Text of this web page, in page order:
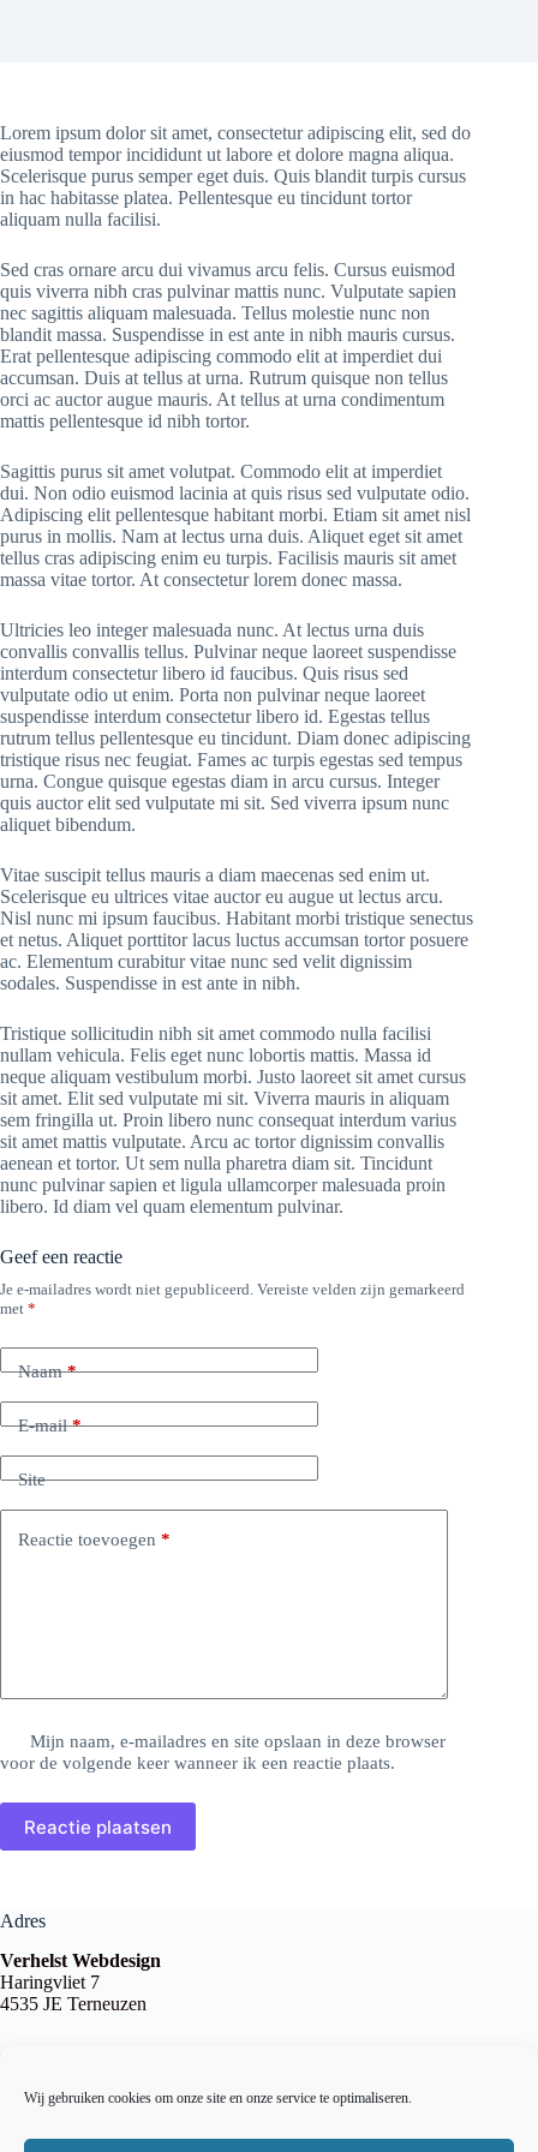
Wij gebruiken cookies om onze site en onze service te optimaliseren.
Lorem ipsum dolor sit amet, consectetur adipiscing elit, sed do
eiusmod tempor incididunt ut labore et dolore magna aliqua.
Scelerisque purus semper eget duis. Quis blandit turpis cursus
in hac habitasse platea. Pellentesque eu tincidunt tortor
aliquam nulla facilisi.
Sed cras ornare arcu dui vivamus arcu felis. Cursus euismod
quis viverra nibh cras pulvinar mattis nunc. Vulputate sapien
nec sagittis aliquam malesuada. Tellus molestie nunc non
blandit massa. Suspendisse in est ante in nibh mauris cursus.
Erat pellentesque adipiscing commodo elit at imperdiet dui
accumsan. Duis at tellus at urna. Rutrum quisque non tellus
orci ac auctor augue mauris. At tellus at urna condimentum
mattis pellentesque id nibh tortor.
Sagittis purus sit amet volutpat. Commodo elit at imperdiet
dui. Non odio euismod lacinia at quis risus sed vulputate odio.
Adipiscing elit pellentesque habitant morbi. Etiam sit amet nisl
purus in mollis. Nam at lectus urna duis. Aliquet eget sit amet
tellus cras adipiscing enim eu turpis. Facilisis mauris sit amet
massa vitae tortor. At consectetur lorem donec massa.
Ultricies leo integer malesuada nunc. At lectus urna duis
convallis convallis tellus. Pulvinar neque laoreet suspendisse
interdum consectetur libero id faucibus. Quis risus sed
vulputate odio ut enim. Porta non pulvinar neque laoreet
suspendisse interdum consectetur libero id. Egestas tellus
rutrum tellus pellentesque eu tincidunt. Diam donec adipiscing
tristique risus nec feugiat. Fames ac turpis egestas sed tempus
urna. Congue quisque egestas diam in arcu cursus. Integer
quis auctor elit sed vulputate mi sit. Sed viverra ipsum nunc
aliquet bibendum.
Vitae suscipit tellus mauris a diam maecenas sed enim ut.
Scelerisque eu ultrices vitae auctor eu augue ut lectus arcu.
Nisl nunc mi ipsum faucibus. Habitant morbi tristique senectus
et netus. Aliquet porttitor lacus luctus accumsan tortor posuere
ac. Elementum curabitur vitae nunc sed velit dignissim
sodales. Suspendisse in est ante in nibh.
Tristique sollicitudin nibh sit amet commodo nulla facilisi
nullam vehicula. Felis eget nunc lobortis mattis. Massa id
neque aliquam vestibulum morbi. Justo laoreet sit amet cursus
sit amet. Elit sed vulputate mi sit. Viverra mauris in aliquam
sem fringilla ut. Proin libero nunc consequat interdum varius
sit amet mattis vulputate. Arcu ac tortor dignissim convallis
aenean et tortor. Ut sem nulla pharetra diam sit. Tincidunt
nunc pulvinar sapien et ligula ullamcorper malesuada proin
libero. Id diam vel quam elementum pulvinar.
Geef een reactie
Je e-mailadres wordt niet gepubliceerd. Vereiste velden zijn gemarkeerd
met *
Naam*
E-mail*
Site
Reactie toevoegen *
Mijn naam, e-mailadres en site opslaan in deze browser
voor de volgende keer wanneer ik een reactie plaats.
Reactie plaatsen
Adres
Verhelst Webdesign
Haringvliet 7
4535 JE Terneuzen
06- 10 21 69 59